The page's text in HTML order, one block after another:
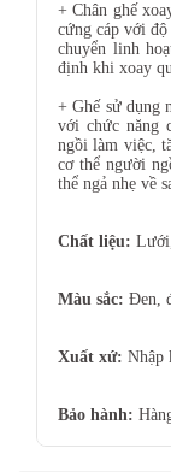
+ Chân ghế
cứng cáp với
chuyển linh
định khi xoay
+ Ghế sử dụng
với chức năng
ngồi làm việc,
cơ thể người
thể ngả nhẹ về
Chất liệu:
Màu sắc: Đen,
Xuất xứ: Nhập
Bảo hành: